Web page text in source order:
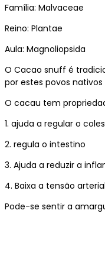
Família: Malvaceae
Reino: Plantae
Aula: Magnoliopsida
O Cacao snuff é
por estes povos
O cacau tem
1. ajuda a regular o
2. regula o intestino
3. Ajuda a reduzir a
4. Baixa a tensão arterial
Pode-se sentir a